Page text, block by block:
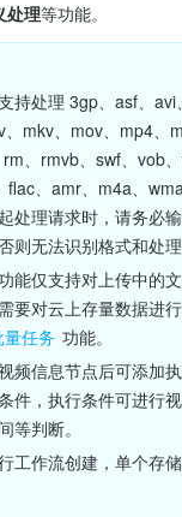
处理等功能。
持处理 3gp、asf、avi
mkv、mov、mp4、
、rmvb、swf、vob、
flac、amr、m4a、
处理请求时，请务必
则无法识别格式和处理
能仅支持对上传中的
要对云上存量数据进
任务 功能。
频信息节点后可添加
件，执行条件可进行
等判断。
工作流创建，单个存